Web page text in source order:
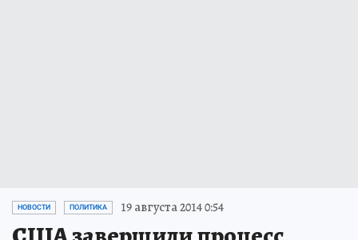
НОВОСТИ ПОЛИТИКА 19 августа 2014 0:54